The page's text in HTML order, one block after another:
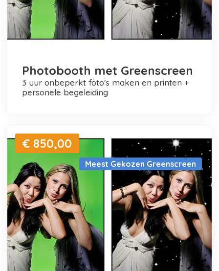
Photobooth met Greenscreen
3 uur onbeperkt foto's maken en printen +
personele begeleiding
Meest Gekozen Greenscreen
€ 850,00